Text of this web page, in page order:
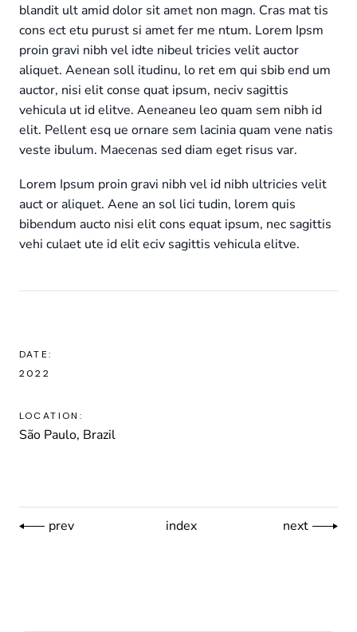
DATE:
2022
LOCATION:
São Paulo, Brazil
blandit ult amid dolor sit amet non magn. Cras mat tis
cons ect etu purust si amet fer me ntum. Lorem Ipsm
proin gravi nibh vel idte nibeul tricies velit auctor
aliquet. Aenean soll itudinu, lo ret em qui sbib end um
auctor, nisi elit conse quat ipsum, neciv sagittis
vehicula ut id elitve. Aeneaneu leo quam sem nibh id
elit. Pellent esq ue ornare sem lacinia quam vene natis
veste ibulum. Maecenas sed diam eget risus var.
Lorem Ipsum proin gravi nibh vel id nibh ultricies velit
auct or aliquet. Aene an sol lici tudin, lorem quis
bibendum aucto nisi elit cons equat ipsum, nec sagittis
vehi culaet ute id elit eciv sagittis vehicula elitve.
prev index next